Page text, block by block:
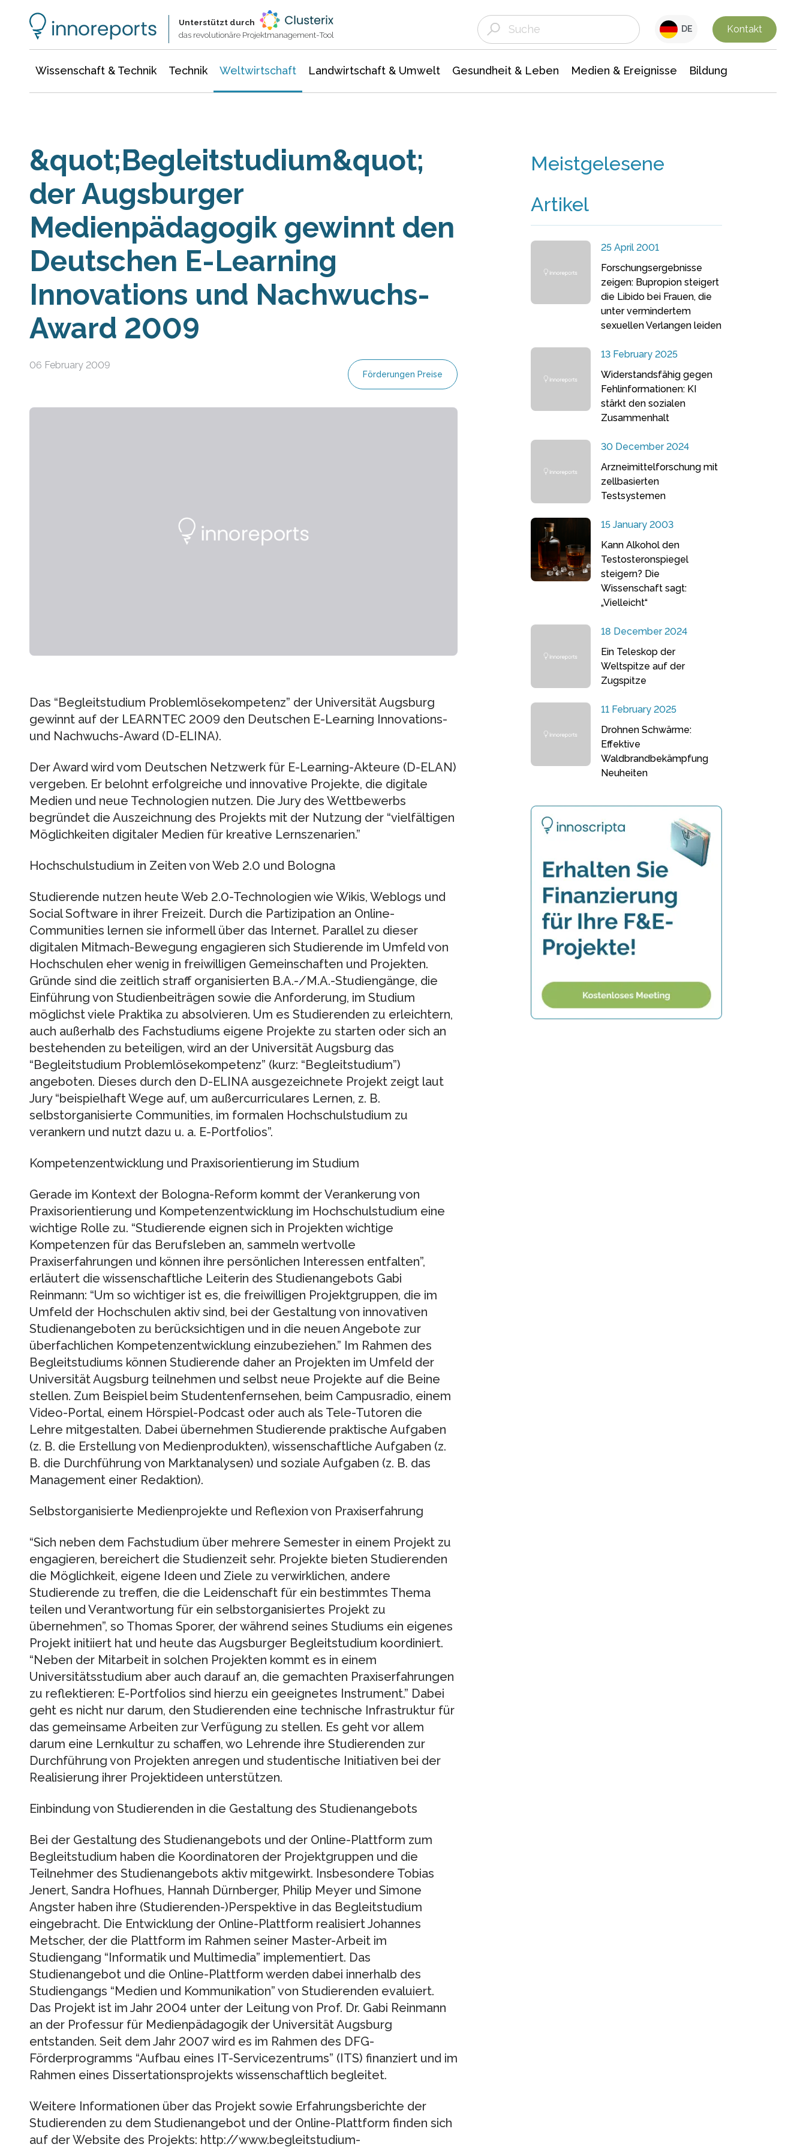
Unterstützt durch
das revolutionäre Projektmanagement-Tool
DE Kontakt
Wissenschaft & Technik Technik Weltwirtschaft Landwirtschaft & Umwelt Gesundheit & Leben Medien & Ereignisse Bildung
&quot;Begleitstudium&quot;
der Augsburger
Medienpädagogik gewinnt den
Deutschen E-Learning
Innovations und Nachwuchs-
Award 2009
06 February 2009
Förderungen Preise
Das “Begleitstudium Problemlösekompetenz” der Universität Augsburg
gewinnt auf der LEARNTEC 2009 den Deutschen E-Learning Innovations-
und Nachwuchs-Award (D-ELINA).
Der Award wird vom Deutschen Netzwerk für E-Learning-Akteure (D-ELAN)
vergeben. Er belohnt erfolgreiche und innovative Projekte, die digitale
Medien und neue Technologien nutzen. Die Jury des Wettbewerbs
begründet die Auszeichnung des Projekts mit der Nutzung der “vielfältigen
Möglichkeiten digitaler Medien für kreative Lernszenarien.”
Hochschulstudium in Zeiten von Web 2.0 und Bologna
Studierende nutzen heute Web 2.0-Technologien wie Wikis, Weblogs und
Social Software in ihrer Freizeit. Durch die Partizipation an Online-
Communities lernen sie informell über das Internet. Parallel zu dieser
digitalen Mitmach-Bewegung engagieren sich Studierende im Umfeld von
Hochschulen eher wenig in freiwilligen Gemeinschaften und Projekten.
Gründe sind die zeitlich straff organisierten B.A.-/M.A.-Studiengänge, die
Einführung von Studienbeiträgen sowie die Anforderung, im Studium
möglichst viele Praktika zu absolvieren. Um es Studierenden zu erleichtern,
auch außerhalb des Fachstudiums eigene Projekte zu starten oder sich an
bestehenden zu beteiligen, wird an der Universität Augsburg das
“Begleitstudium Problemlösekompetenz” (kurz: “Begleitstudium”)
angeboten. Dieses durch den D-ELINA ausgezeichnete Projekt zeigt laut
Jury “beispielhaft Wege auf, um außercurriculares Lernen, z. B.
selbstorganisierte Communities, im formalen Hochschulstudium zu
verankern und nutzt dazu u. a. E-Portfolios”.
Kompetenzentwicklung und Praxisorientierung im Studium
Gerade im Kontext der Bologna-Reform kommt der Verankerung von
Praxisorientierung und Kompetenzentwicklung im Hochschulstudium eine
wichtige Rolle zu. “Studierende eignen sich in Projekten wichtige
Kompetenzen für das Berufsleben an, sammeln wertvolle
Praxiserfahrungen und können ihre persönlichen Interessen entfalten”,
erläutert die wissenschaftliche Leiterin des Studienangebots Gabi
Reinmann: “Um so wichtiger ist es, die freiwilligen Projektgruppen, die im
Umfeld der Hochschulen aktiv sind, bei der Gestaltung von innovativen
Studienangeboten zu berücksichtigen und in die neuen Angebote zur
überfachlichen Kompetenzentwicklung einzubeziehen.” Im Rahmen des
Begleitstudiums können Studierende daher an Projekten im Umfeld der
Universität Augsburg teilnehmen und selbst neue Projekte auf die Beine
stellen. Zum Beispiel beim Studentenfernsehen, beim Campusradio, einem
Video-Portal, einem Hörspiel-Podcast oder auch als Tele-Tutoren die
Lehre mitgestalten. Dabei übernehmen Studierende praktische Aufgaben
(z. B. die Erstellung von Medienprodukten), wissenschaftliche Aufgaben (z.
B. die Durchführung von Marktanalysen) und soziale Aufgaben (z. B. das
Management einer Redaktion).
Selbstorganisierte Medienprojekte und Reflexion von Praxiserfahrung
“Sich neben dem Fachstudium über mehrere Semester in einem Projekt zu
engagieren, bereichert die Studienzeit sehr. Projekte bieten Studierenden
die Möglichkeit, eigene Ideen und Ziele zu verwirklichen, andere
Studierende zu treffen, die die Leidenschaft für ein bestimmtes Thema
teilen und Verantwortung für ein selbstorganisiertes Projekt zu
übernehmen”, so Thomas Sporer, der während seines Studiums ein eigenes
Projekt initiiert hat und heute das Augsburger Begleitstudium koordiniert.
“Neben der Mitarbeit in solchen Projekten kommt es in einem
Universitätsstudium aber auch darauf an, die gemachten Praxiserfahrungen
zu reflektieren: E-Portfolios sind hierzu ein geeignetes Instrument.” Dabei
geht es nicht nur darum, den Studierenden eine technische Infrastruktur für
das gemeinsame Arbeiten zur Verfügung zu stellen. Es geht vor allem
darum eine Lernkultur zu schaffen, wo Lehrende ihre Studierenden zur
Durchführung von Projekten anregen und studentische Initiativen bei der
Realisierung ihrer Projektideen unterstützen.
Einbindung von Studierenden in die Gestaltung des Studienangebots
Bei der Gestaltung des Studienangebots und der Online-Plattform zum
Begleitstudium haben die Koordinatoren der Projektgruppen und die
Teilnehmer des Studienangebots aktiv mitgewirkt. Insbesondere Tobias
Jenert, Sandra Hofhues, Hannah Dürnberger, Philip Meyer und Simone
Angster haben ihre (Studierenden-)Perspektive in das Begleitstudium
eingebracht. Die Entwicklung der Online-Plattform realisiert Johannes
Metscher, der die Plattform im Rahmen seiner Master-Arbeit im
Studiengang “Informatik und Multimedia” implementiert. Das
Studienangebot und die Online-Plattform werden dabei innerhalb des
Studiengangs “Medien und Kommunikation” von Studierenden evaluiert.
Das Projekt ist im Jahr 2004 unter der Leitung von Prof. Dr. Gabi Reinmann
an der Professur für Medienpädagogik der Universität Augsburg
entstanden. Seit dem Jahr 2007 wird es im Rahmen des DFG-
Förderprogramms “Aufbau eines IT-Servicezentrums” (ITS) finanziert und im
Rahmen eines Dissertationsprojekts wissenschaftlich begleitet.
Weitere Informationen über das Projekt sowie Erfahrungsberichte der
Studierenden zu dem Studienangebot und der Online-Plattform finden sich
auf der Website des Projekts: http://www.begleitstudium-
Meistgelesene
Artikel
25 April 2001
Forschungsergebnisse
zeigen: Bupropion steigert
die Libido bei Frauen, die
unter vermindertem
sexuellen Verlangen leiden
13 February 2025
Widerstandsfähig gegen
Fehlinformationen: KI
stärkt den sozialen
Zusammenhalt
30 December 2024
Arzneimittelforschung mit
zellbasierten
Testsystemen
15 January 2003
Kann Alkohol den
Testosteronspiegel
steigern? Die
Wissenschaft sagt:
„Vielleicht“
18 December 2024
Ein Teleskop der
Weltspitze auf der
Zugspitze
11 February 2025
Drohnen Schwärme:
Effektive
Waldbrandbekämpfung
Neuheiten